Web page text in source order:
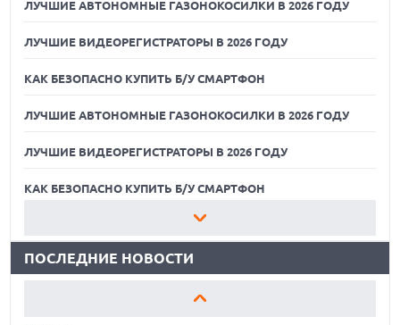
ЛУЧШИЕ АВТОНОМНЫЕ ГАЗОНОКОСИЛКИ В 2026 ГОДУ
ЛУЧШИЕ ВИДЕОРЕГИСТРАТОРЫ В 2026 ГОДУ
КАК БЕЗОПАСНО КУПИТЬ Б/У СМАРТФОН
ЛУЧШИЕ АВТОНОМНЫЕ ГАЗОНОКОСИЛКИ В 2026 ГОДУ
ЛУЧШИЕ ВИДЕОРЕГИСТРАТОРЫ В 2026 ГОДУ
КАК БЕЗОПАСНО КУПИТЬ Б/У СМАРТФОН
ЛУЧШИЕ АВТОНОМНЫЕ ГАЗОНОКОСИЛКИ В 2026 ГОДУ
ЛУЧШИЕ ВИДЕОРЕГИСТРАТОРЫ В 2026 ГОДУ
КАК БЕЗОПАСНО КУПИТЬ Б/У СМАРТФОН
ПОСЛЕДНИЕ НОВОСТИ
07.08.2026
НА КЕЙСЕ ДЛЯ УПРАВЛЕНИЯ МУЗЫКОЙ
КАМЕРЫ В СМАРТФОНАХ PIXEL 11 PRO